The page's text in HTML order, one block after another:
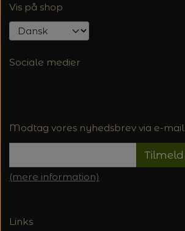
Vis på shop
Sociale medier
Modtag vores nyhedsbrev via e-mail
Tilmeld
(mere information)
Links